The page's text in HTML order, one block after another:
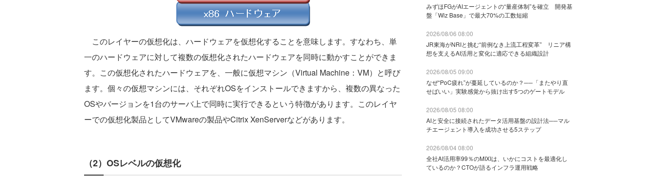
このレイヤーの仮想化は、ハードウェアを仮想化することを意味します。すなわち、単
一のハードウェアに対して複数の仮想化されたハードウェアを同時に動かすことができま
す。この仮想化されたハードウェアを、一般に仮想マシン（Virtual Machine：VM）と呼び
ます。個々の仮想マシンには、それぞれOSをインストールできますから、複数の異なった
OSやバージョンを1台のサーバ上で同時に実行できるという特徴があります。このレイヤ
ーでの仮想化製品としてVMwareの製品やCitrix XenServerなどがあります。
（2）OSレベルの仮想化
みずほFGがAIエージェントの“量産体制”を確立 開発基
盤「Wiz Base」で最大70%の工数短縮
2026/08/06 08:00
JR東海がNRIと挑む“前例なき上流工程変革” リニア構
想を支えるAI活用と変化に適応できる組織設計
2026/08/05 09:00
なぜ“PoC疲れ”が蔓延しているのか？──「またやり直
せばいい」実験感覚から抜け出す5つのゲートモデル
2026/08/05 08:00
AIと安全に接続されたデータ活用基盤の設計法──マル
チエージェント導入を成功させる5ステップ
2026/08/04 08:00
全社AI活用率99％のMIXIは、いかにコストを最適化し
ているのか？CTOが語るインフラ運用戦略